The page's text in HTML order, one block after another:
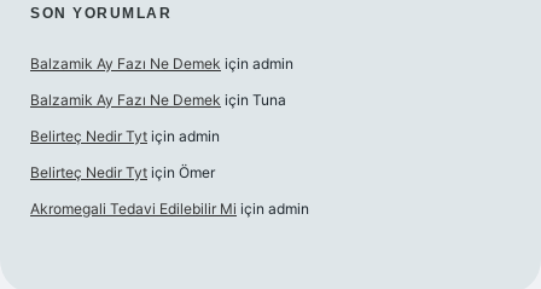
SON YORUMLAR
Balzamik Ay Fazı Ne Demek için admin
Balzamik Ay Fazı Ne Demek için Tuna
Belirteç Nedir Tyt için admin
Belirteç Nedir Tyt için Ömer
Akromegali Tedavi Edilebilir Mi için admin